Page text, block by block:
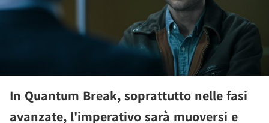
In Quantum Break, soprattutto nelle fasi
avanzate, l'imperativo sarà muoversi e